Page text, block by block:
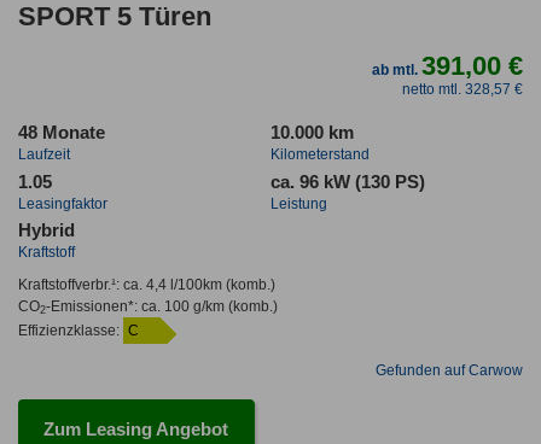
SPORT 5 Türen
ab mtl.391,00 €
netto mtl. 328,57 €
48 Monate
Laufzeit
10.000 km
Kilometerstand
1.05
Leasingfaktor
ca. 96 kW (130 PS)
Leistung
Hybrid
Kraftstoff
Kraftstoffverbr.¹: ca. 4,4 l/100km(komb.)
CO2-Emissionen*: ca. 100 g/km(komb.)
Effizienzklasse: C
Gefunden auf Carwow
Zum Leasing Angebot